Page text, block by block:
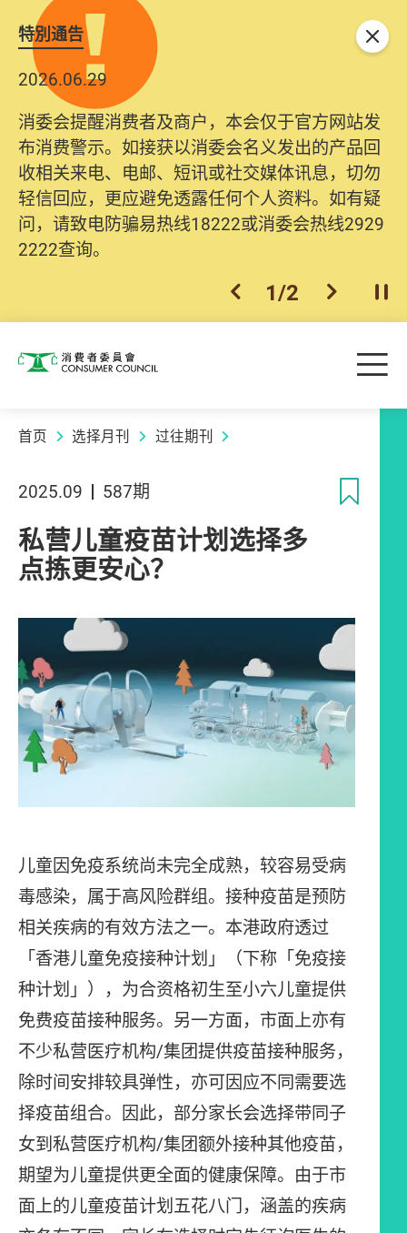
特別通告
2026.06.29
消委会提醒消费者及商户，本会仅于官方网站发
布消费警示。如接获以消委会名义发出的产品回
收相关来电、电邮、短讯或社交媒体讯息，切勿
轻信回应，更应避免透露任何个人资料。如有疑
问，请致电防骗易热线18222或消委会热线2929
2222查询。
上一个
1/2 下一个开
关闭
消费者委员会 目
首页 选择月刊 过往期刊
2025.09 587期
私营儿童疫苗计划选择多
点拣更安心？
儿童因免疫系统尚未完全成熟，较容易受病
毒感染，属于高风险群组。接种疫苗是预防
相关疾病的有效方法之一。本港政府透过
「香港儿童免疫接种计划」（下称「免疫接
种计划」），为合资格初生至小六儿童提供
免费疫苗接种服务。另一方面，市面上亦有
不少私营医疗机构/集团提供疫苗接种服务，
除时间安排较具弹性，亦可因应不同需要选
择疫苗组合。因此，部分家长会选择带同子
女到私营医疗机构/集团额外接种其他疫苗，
期望为儿童提供更全面的健康保障。由于市
面上的儿童疫苗计划五花八门，涵盖的疾病